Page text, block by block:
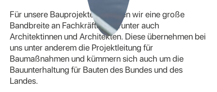
Für unsere Bauprojekte brauchen wir eine große
Bandbreite an Fachkräften, darunter auch
Architektinnen und Architekten. Diese übernehmen bei
uns unter anderem die Projektleitung für
Baumaßnahmen und kümmern sich auch um die
Bauunterhaltung für Bauten des Bundes und des
Landes.